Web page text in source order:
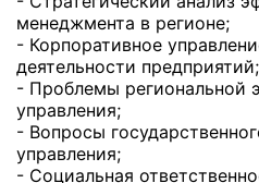
менеджмента в регионе;
- Корпоративное
деятельности предприятий;
- Проблемы региональной
управления;
- Вопросы
управления;
- Социальная